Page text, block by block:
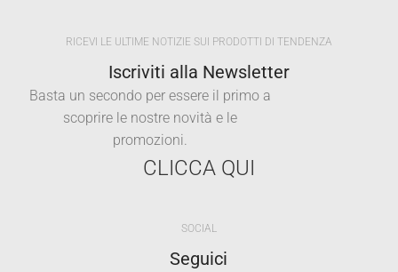
RICEVI LE ULTIME NOTIZIE SUI PRODOTTI DI TENDENZA
Iscriviti alla Newsletter
Basta un secondo per essere il primo a
scoprire le nostre novità e le
promozioni.
CLICCA QUI
SOCIAL
Seguici